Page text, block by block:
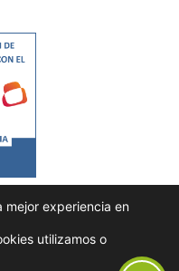
Política de Privacidad
mejor experiencia en
utilizamos o